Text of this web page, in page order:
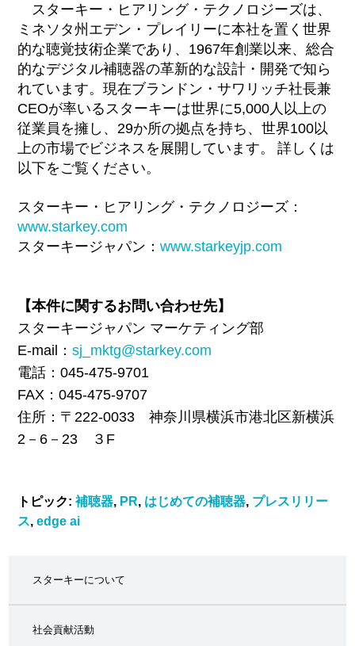
スターキー・ヒアリング・テクノロジーズは、
ミネソタ州エデン・プレイリーに本社を置く世界
的な聴覚技術企業であり、1967年創業以来、総合
的なデジタル補聴器の革新的な設計・開発で知ら
れています。現在ブランドン・サワリッチ社長兼
CEOが率いるスターキーは世界に5,000人以上の
従業員を擁し、29か所の拠点を持ち、世界100以
上の市場でビジネスを展開しています。 詳しくは
以下をご覧ください。
スターキー・ヒアリング・テクノロジーズ：
www.starkey.com
スターキージャパン： www.starkeyjp.com
【本件に関するお問い合わせ先】
スターキージャパン マーケティング部
E-mail： sj_mktg@starkey.com
電話： 045-475-9701
FAX： 045-475-9707
住所：〒 222-0033神奈川県横浜市港北区新横浜
2 － 6－ 23３ F
トピック: 補聴器, PR, はじめての補聴器, プレスリリー
ス, edge ai
スターキーについて
社会貢献活動